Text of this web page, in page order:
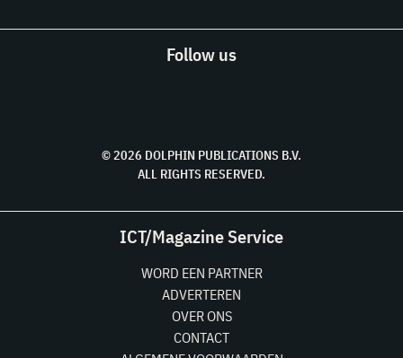
Follow us
© 2026 DOLPHIN PUBLICATIONS B.V.
ALL RIGHTS RESERVED.
ICT/Magazine Service
WORD EEN PARTNER
ADVERTEREN
OVER ONS
CONTACT